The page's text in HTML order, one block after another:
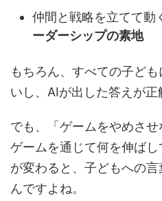
仲間と戦略を立てて
ーダーシップの素地
もちろん、すべての子ど
いし、AIが出した答えが正
でも、「ゲームをやめさ
ゲームを通じて何を伸ば
が変わると、子どもへの
んですよね。